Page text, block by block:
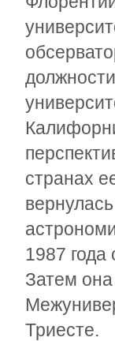
странах
1987
Затем
Триесте.